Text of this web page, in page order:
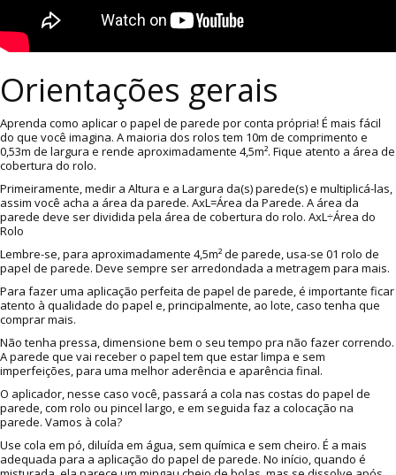
Orientações gerais
Aprenda como aplicar o papel de parede por conta própria! É mais fácil
do que você imagina. A maioria dos rolos tem 10m de comprimento e
0,53m de largura e rende aproximadamente 4,5m². Fique atento a área de
cobertura do rolo.
Primeiramente, medir a Altura e a Largura da(s) parede(s) e multiplicá-las,
assim você acha a área da parede. AxL=Área da Parede. A área da
parede deve ser dividida pela área de cobertura do rolo. AxL÷Área do
Rolo
Lembre-se, para aproximadamente 4,5m² de parede, usa-se 01 rolo de
papel de parede. Deve sempre ser arredondada a metragem para mais.
Para fazer uma aplicação perfeita de papel de parede, é importante ficar
atento à qualidade do papel e, principalmente, ao lote, caso tenha que
comprar mais.
Não tenha pressa, dimensione bem o seu tempo pra não fazer correndo.
A parede que vai receber o papel tem que estar limpa e sem
imperfeições, para uma melhor aderência e aparência final.
O aplicador, nesse caso você, passará a cola nas costas do papel de
parede, com rolo ou pincel largo, e em seguida faz a colocação na
parede. Vamos à cola?
Use cola em pó, diluída em água, sem química e sem cheiro. É a mais
adequada para a aplicação do papel de parede. No início, quando é